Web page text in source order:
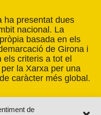
de
ha presentat dues
nacional. La
basada en els
de Girona i
els criteris a tot el
la Xarxa per una
caràcter més global.